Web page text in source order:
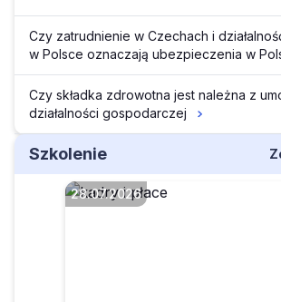
Czy zatrudnienie w Czechach i
w Polsce oznaczają ubezpieczenia w
Czy składka zdrowotna jest należna z
działalności gospodarczej
Szkolenie
28.07.2026